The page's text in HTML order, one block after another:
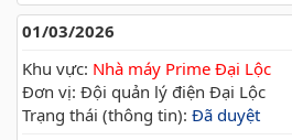
01/03/2026
Khu vực: Nhà máy Prime Đại Lộc
Đơn vị: Đội quản lý điện Đại Lộc
Trạng thái (thông tin): Đã duyệt